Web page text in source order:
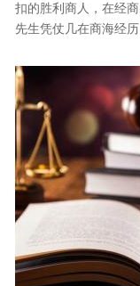
扣的胜利商人，在经
先生凭仗几在商海经